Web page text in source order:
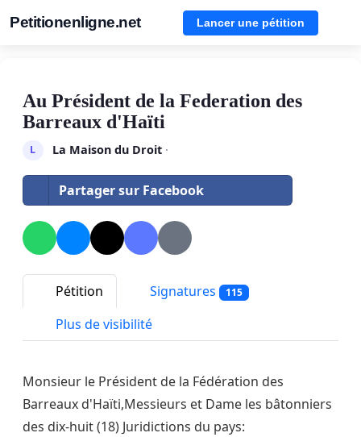
Petitionenligne.net Lancer une pétition
Au Président de la Federation des
Barreaux d'Haïti
L La Maison du Droit·
Partager sur Facebook
Pétition Signatures 115
Plus de visibilité
Monsieur le Président de la Fédération des
Barreaux d'Haïti,Messieurs et Dame les bâtonniers
des dix-huit (18) Juridictions du pays: